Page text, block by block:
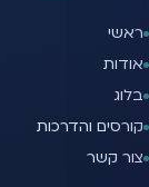
ראשי
אודות
בלוג
קורסים והדרכות
צור קשר